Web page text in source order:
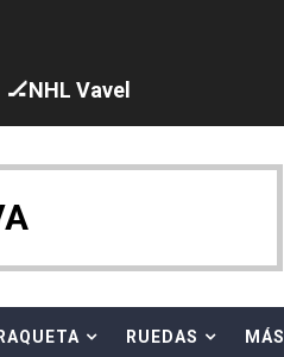
oro
seis para Iris Tió
🏒NHL Vavel
RAQUETA RUEDAS MÁS